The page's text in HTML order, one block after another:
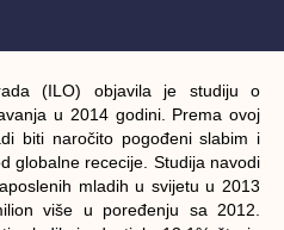
(ILO) objavila je studiju o
u 2014 godini. Prema ovoj
biti naročito pogođeni slabim i
globalne rececije. Studija navodi
mladih u svijetu u 2013
više u poređenju sa 2012.